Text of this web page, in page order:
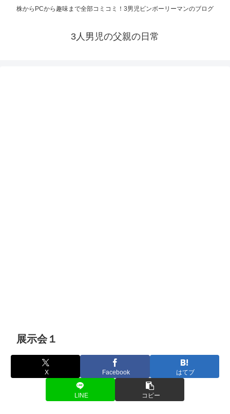
株からPCから趣味まで全部コミコミ！3男児ビンボーリーマンのブログ
3人男児の父親の日常
展示会１
X Facebook はてブ
LINE コピー